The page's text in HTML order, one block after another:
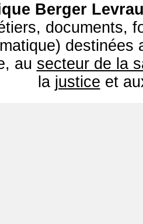
Berger
documents,
destinées
au secteur de la
la justice et